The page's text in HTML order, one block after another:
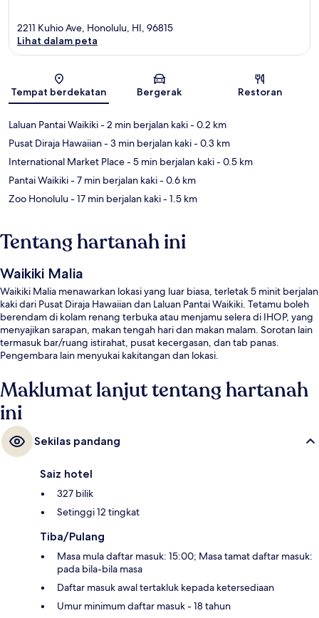
Peta
2211 Kuhio Ave, Honolulu, HI, 96815
Lihat dalam peta
Tempat berdekatan Bergerak Restoran
Laluan Pantai Waikiki- 2 min berjalan kaki- 0.2 km
Pusat Diraja Hawaiian- 3 min berjalan kaki- 0.3 km
International Market Place- 5 min berjalan kaki- 0.5 km
Pantai Waikiki- 7 min berjalan kaki- 0.6 km
Zoo Honolulu- 17 min berjalan kaki- 1.5 km
Tentang hartanah ini
Waikiki Malia
Waikiki Malia menawarkan lokasi yang luar biasa, terletak 5 minit berjalan
kaki dari Pusat Diraja Hawaiian dan Laluan Pantai Waikiki. Tetamu boleh
berendam di kolam renang terbuka atau menjamu selera di IHOP, yang
menyajikan sarapan, makan tengah hari dan makan malam. Sorotan lain
termasuk bar/ruang istirahat, pusat kecergasan, dan tab panas.
Pengembara lain menyukai kakitangan dan lokasi.
Maklumat lanjut tentang hartanah
ini
Sekilas pandang
Saiz hotel
327 bilik
Setinggi 12 tingkat
Tiba/Pulang
Masa mula daftar masuk: 15:00; Masa tamat daftar masuk:
pada bila-bila masa
Daftar masuk awal tertakluk kepada ketersediaan
Umur minimum daftar masuk - 18 tahun